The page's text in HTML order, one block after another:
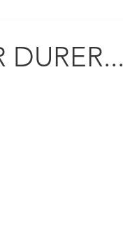
DURER...